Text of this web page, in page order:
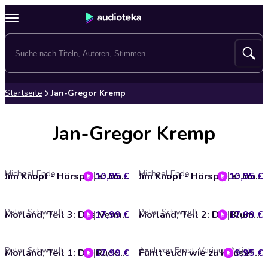
Startseite Jan-Gregor Kremp
Jan-Gregor Kremp
Jim Knopf - Hörspiele: Jim Knopf und Lukas der Lokomotivführer - Das Hörspiel
Michael Ende 10,95 € Jim Knopf - Hörspiele: Jim Knopf und die Wilde 13 - Das Hörspiel
Michael Ende 10,95 €
Morland, Teil 3: Das Vermächtnis der Magier
Peter Schwindt 17,99 € Morland, Teil 2: Die Blume des Bösen
Peter Schwindt 17,99 €
Morland, Teil 1: Die Rückkehr der Eskatay
Peter Schwindt 17,99 € Fühlt euch wie zu Hause! - lit.COLOGNE live (ungekürzt)
Axel von Ernst, Various Artists
9,95 €